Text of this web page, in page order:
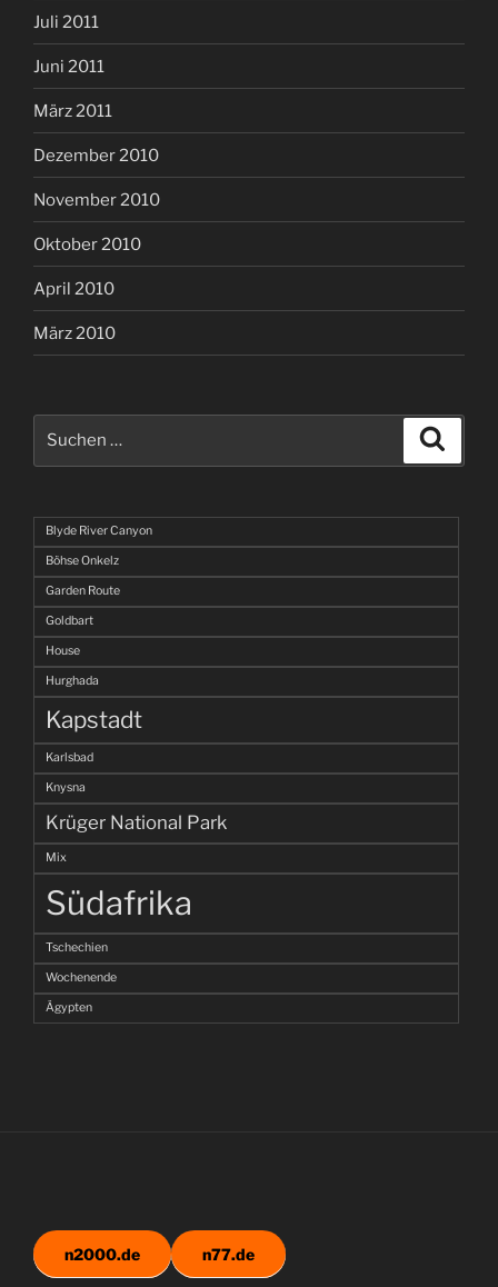
Juli 2011
Juni 2011
März 2011
Dezember 2010
November 2010
Oktober 2010
April 2010
März 2010
Blyde River Canyon
Böhse Onkelz
Garden Route
Goldbart
House
Hurghada
Kapstadt
Karlsbad
Knysna
Krüger National Park
Mix
Südafrika
Tschechien
Wochenende
Ägypten
n2000.de n77.de